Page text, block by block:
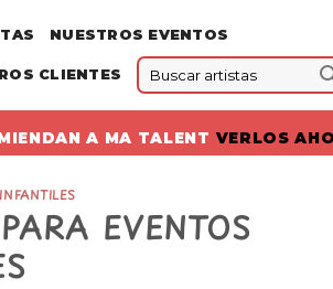
NUESTROS EVENTOS
CLIENTES
A MA TALENT VERLOS
EVENTOS